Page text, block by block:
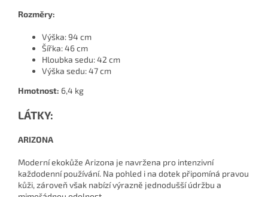
Rozměry:
Výška: 94 cm
Šířka: 46 cm
Hloubka sedu: 42 cm
Výška sedu: 47 cm
Hmotnost: 6,4 kg
LÁTKY:
ARIZONA
Moderní ekokůže Arizona je navržena pro intenzivní
každodenní používání. Na pohled i na dotek připomíná pravou
kůži, zároveň však nabízí výrazně jednodušší údržbu a